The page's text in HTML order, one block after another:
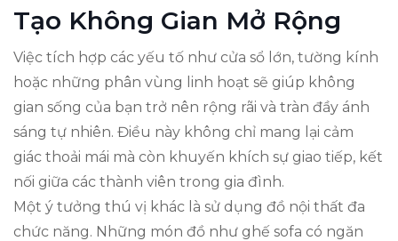
Tạo Không Gian Mở Rộng
Việc tích hợp các yếu tố như cửa sổ lớn, tường kính
hoặc những phân vùng linh hoạt sẽ giúp không
gian sống của bạn trở nên rộng rãi và tràn đầy ánh
sáng tự nhiên. Điều này không chỉ mang lại cảm
giác thoải mái mà còn khuyến khích sự giao tiếp, kết
nối giữa các thành viên trong gia đình.
Một ý tưởng thú vị khác là sử dụng đồ nội thất đa
chức năng. Những món đồ như ghế sofa có ngăn